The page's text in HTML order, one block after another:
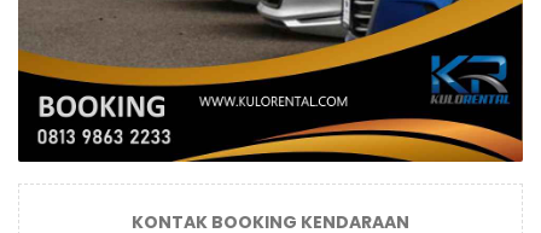
KONTAK BOOKING KENDARAAN